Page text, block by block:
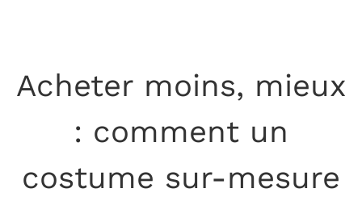
Acheter moins, mieux
: comment un
costume sur-mesure